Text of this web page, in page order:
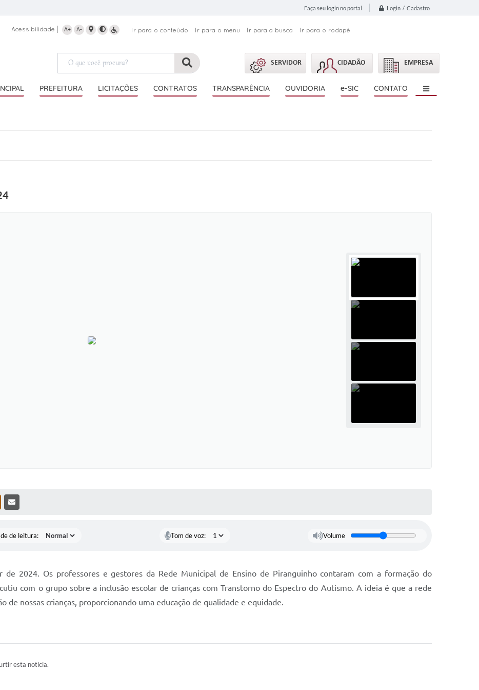
Faça seu login no portal Login / Cadastro
Acessibilidade A+ A- Ir para o conteúdo Ir para o menu Ir para a busca Ir para o rodapé
SERVIDOR CIDADÃO EMPRESA
PREFEITURA LICITAÇÕES CONTRATOS TRANSPARÊNCIA OUVIDORIA e-SIC CONTATO
OUTRAS MÍDIAS
de leitura: Tom de voz: Volume
2024. Os professores e gestores da Rede Municipal de Ensino de Piranguinho contaram com a formação do
com o grupo sobre a inclusão escolar de crianças com Transtorno do Espectro do Autismo. A ideia é que a rede
de nossas crianças, proporcionando uma educação de qualidade e equidade.
esta notícia.